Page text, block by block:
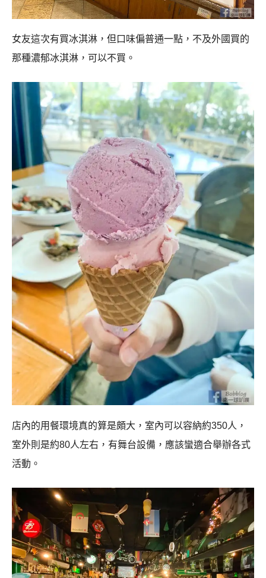
女友這次有買冰淇淋，但口味偏普通一點，不及外國買的
那種濃郁冰淇淋，可以不買。
店內的用餐環境真的算是頗大，室內可以容納約350人，
室外則是約80人左右，有舞台設備，應該蠻適合舉辦各式
活動。